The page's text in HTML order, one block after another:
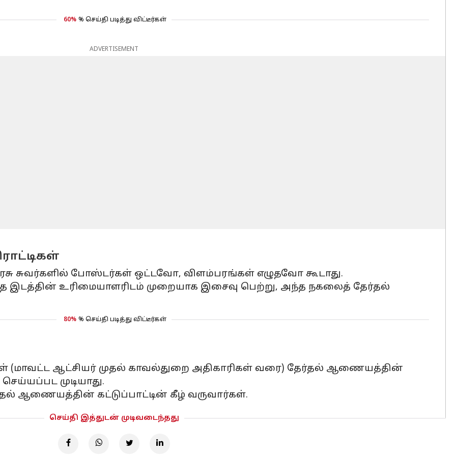
60% % செய்தி படித்து விட்டீர்கள்
ADVERTISEMENT
சுவர்களில் போஸ்டர்கள் ஒட்டவோ, விளம்பரங்கள் எழுதவோ கூடாது.
இடத்தின் உரிமையாளரிடம் முறையாக இசைவு பெற்று, அந்த நகலைத் தேர்தல்
80% % செய்தி படித்து விட்டீர்கள்
(மாவட்ட ஆட்சியர் முதல் காவல்துறை அதிகாரிகள் வரை) தேர்தல் ஆணையத்தின்
முடியாது.
ஆணையத்தின் கட்டுப்பாட்டின் கீழ் வருவார்கள்.
செய்தி இத்துடன் முடிவடைந்தது